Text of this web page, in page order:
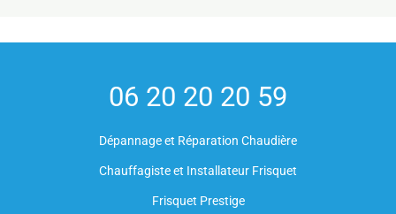
06 20 20 20 59
Dépannage et Réparation Chaudière
Chauffagiste et Installateur Frisquet
Frisquet Prestige